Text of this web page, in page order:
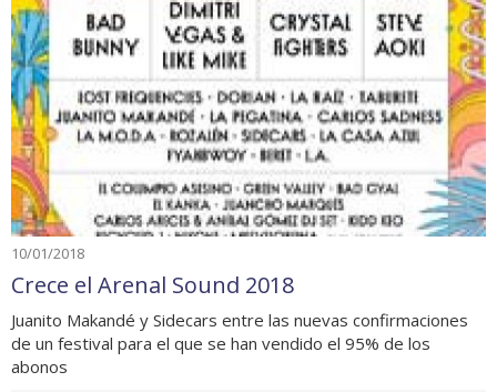
10/01/2018
Crece el Arenal Sound 2018
Juanito Makandé y Sidecars entre las nuevas confirmaciones
de un festival para el que se han vendido el 95% de los
abonos